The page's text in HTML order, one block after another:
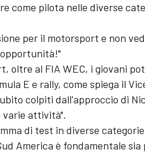
come pilota nelle diverse
per il motorsport e non
oltre al FIA WEC, i giovani
E e rally, come spiega il
colpiti dall'approccio di
varie attività".
di test in diverse
America è fondamentale